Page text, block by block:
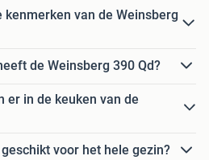
van de Weinsberg
de Weinsberg 390 Qd?
er in de keuken van de
voor het hele gezin?